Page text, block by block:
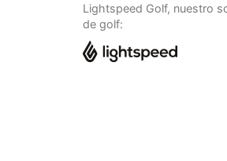
Lightspeed Golf, nuestro
de golf: